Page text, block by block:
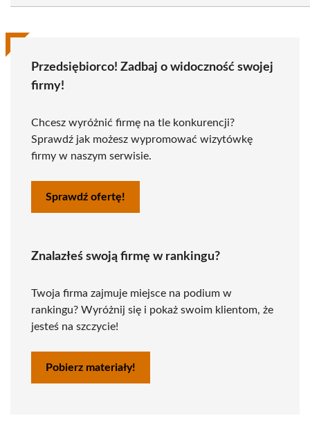
Przedsiębiorco! Zadbaj o widoczność swojej
firmy!
Chcesz wyróżnić firmę na tle konkurencji?
Sprawdź jak możesz wypromować wizytówkę
firmy w naszym serwisie.
Sprawdź ofertę!
Znalazłeś swoją firmę w rankingu?
Twoja firma zajmuje miejsce na podium w
rankingu? Wyróżnij się i pokaż swoim klientom, że
jesteś na szczycie!
Pobierz materiały!